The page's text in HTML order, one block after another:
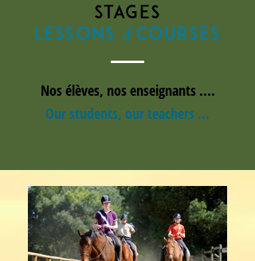
stages
LESSONS & COURSES
Nos élèves, nos enseignants ....
Our students, our teachers ...